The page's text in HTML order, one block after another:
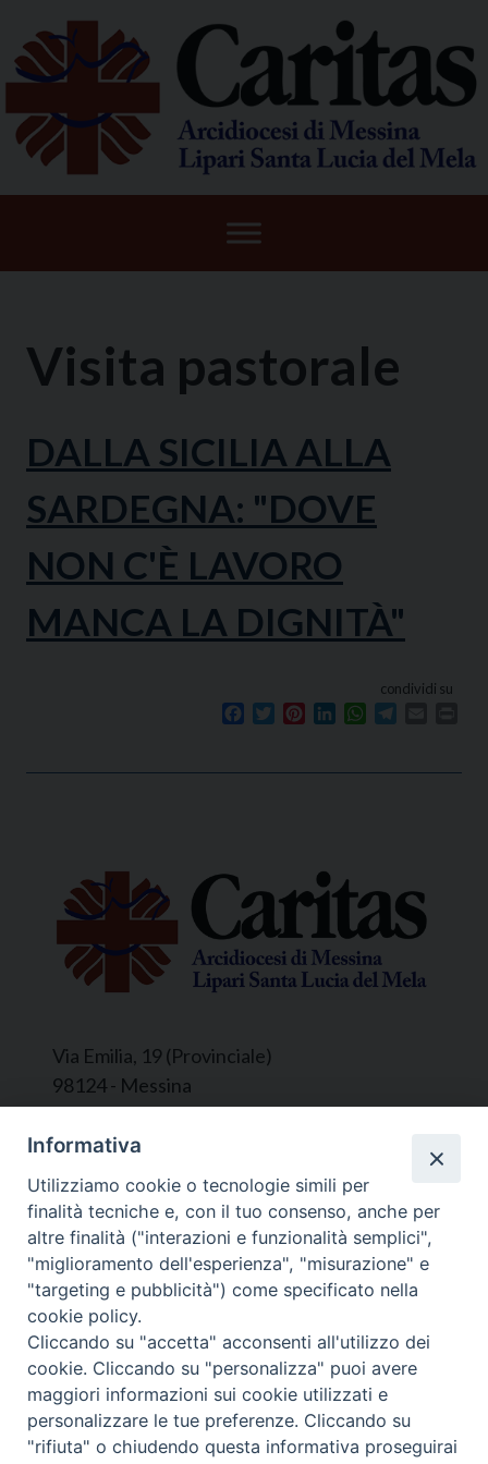
content
Visita pastorale
DALLA SICILIA ALLA
SARDEGNA: "DOVE
NON C'È LAVORO
MANCA LA DIGNITÀ"
condividi su
Facebook
TwitterPinterestLinkedInWhatsApp
Via Emilia, 19 (Provinciale)
98124 - Messina
Segreteria e Amministrazione:
L’Ufficio è aperto tutti i giorni da lunedì a
venerdì, dalle ore 9.30 alle ore 12.30.
Tel. 090.9146045
mail:ufficiocaritas@diocesimessina.it.
Seguici su
© 2022 - 2025 Caritas Arcidiocesi di Messina Lipari
Santa Lucia del Mela - All Rights Reserved | Privacy
Informativa
Utilizziamo cookie o tecnologie simili per
finalità tecniche e, con il tuo consenso, anche per
altre finalità ("interazioni e funzionalità semplici",
"miglioramento dell'esperienza", "misurazione" e
"targeting e pubblicità") come specificato nella
cookie policy.
Cliccando su "accetta" acconsenti all'utilizzo dei
cookie. Cliccando su "personalizza" puoi avere
maggiori informazioni sui cookie utilizzati e
personalizzare le tue preferenze. Cliccando su
"rifiuta" o chiudendo questa informativa proseguirai